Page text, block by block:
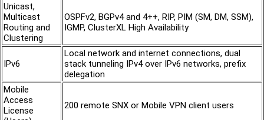
Unicast,
Multicast
Routing and
Clustering
OSPFv2, BGPv4 and 4++, RIP, PIM (SM, DM, SSM),
IGMP, ClusterXL High Availability
IPv6
Local network and internet connections, dual
stack tunneling IPv4 over IPv6 networks, prefix
delegation
Mobile
Access
License
200 remote SNX or Mobile VPN client users